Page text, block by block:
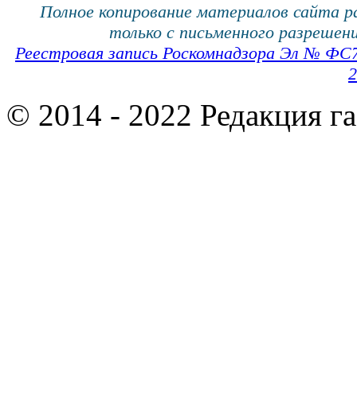
Полное копирование материалов сайта
только с письменного
Реестровая запись Роскомнадзора Эл №
© 2014 - 2022 Редакция